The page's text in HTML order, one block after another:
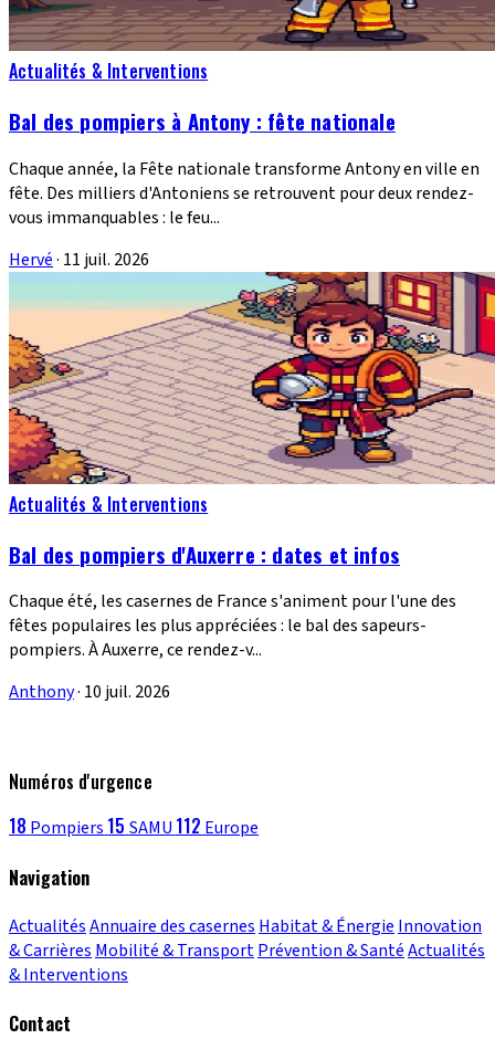
Actualités & Interventions
Bal des pompiers à Antony : fête nationale
Chaque année, la Fête nationale transforme Antony en ville en
fête. Des milliers d'Antoniens se retrouvent pour deux rendez-
vous immanquables : le feu...
Hervé· 11 juil. 2026
Actualités & Interventions
Bal des pompiers d'Auxerre : dates et infos
Chaque été, les casernes de France s'animent pour l'une des
fêtes populaires les plus appréciées : le bal des sapeurs-
pompiers. À Auxerre, ce rendez-v...
Anthony· 10 juil. 2026
Numéros d'urgence
18 Pompiers 15 SAMU 112 Europe
Navigation
ActualitésAnnuaire des casernes Habitat & Énergie Innovation
& Carrières Mobilité & TransportPrévention & SantéActualités
& Interventions
Contact